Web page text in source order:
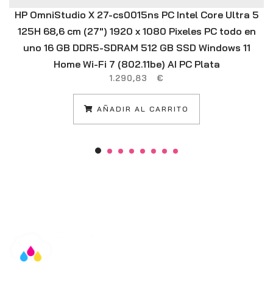
HP OmniStudio X 27-cs0015ns PC Intel Core Ultra 5
125H 68,6 cm (27″) 1920 x 1080 Pixeles PC todo en
uno 16 GB DDR5-SDRAM 512 GB SSD Windows 11
Home Wi-Fi 7 (802.11be) AI PC Plata
1.290,83 €
AÑADIR AL CARRITO